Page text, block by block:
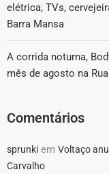
elétrica, TVs,
Barra Mansa
A corrida noturna,
mês de agosto na
Comentários
sprunki em Voltaço
Carvalho